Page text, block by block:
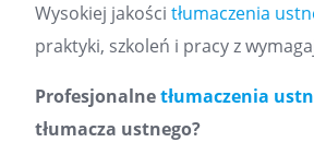
Wysokiej jakości tłumaczenia
praktyki, szkoleń i pracy z
Profesjonalnetłumaczenia
tłumacza ustnego?